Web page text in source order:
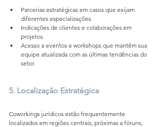
Parcerias estratégicas em casos que exijam
diferentes especializações.
Indicações de clientes e colaborações em
projetos.
Acesso a eventos e workshops que mantêm sua
equipe atualizada com as últimas tendências do
setor.
5. Localização Estratégica
Coworkings jurídicos estão frequentemente
localizados em regiões centrais, próximas a fóruns,